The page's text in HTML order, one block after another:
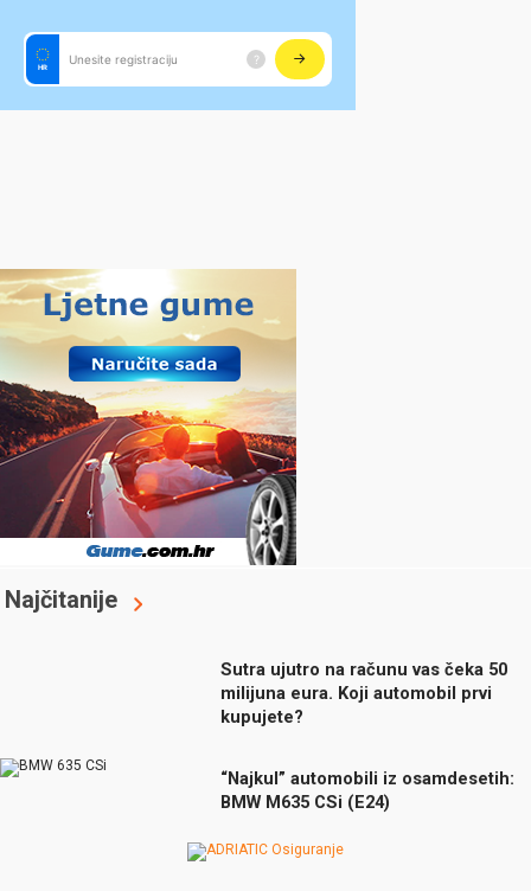
Najčitanije
Sutra ujutro na računu vas čeka 50
milijuna eura. Koji automobil prvi
kupujete?
“Najkul” automobili iz osamdesetih:
BMW M635 CSi (E24)